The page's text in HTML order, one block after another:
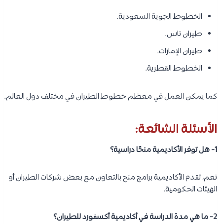
الخطوط الجوية السعودية.
طيران ناس.
طيران الإمارات.
الخطوط القطرية.
كما يمكن العمل في معظم خطوط الطيران في مختلف دول العالم.
الأسئلة الشائعة:
1- هل توفر الأكاديمية منحًا دراسية؟
نعم، تقدم الأكاديمية برامج منح بالتعاون مع بعض شركات الطيران أو
الهيئات الحكومية.
2- ما هي مدة الدراسة في أكاديمية أكسفورد للطيران؟